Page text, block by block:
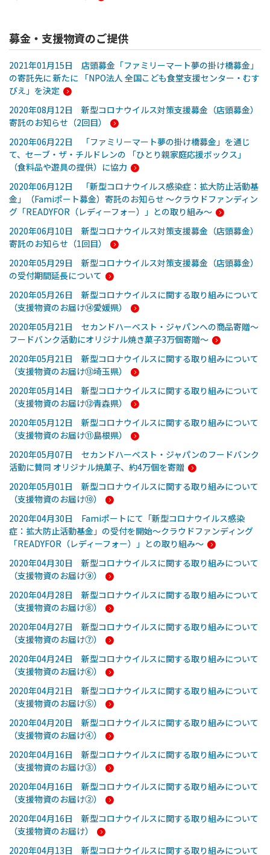
募金・支援物資のご提供
2021年01月15日 店頭募金「ファミリーマート夢の掛け橋募金」
の寄託先に 新たに 「NPO法人 全国こども食堂支援センター・むす
びえ」を決定
2020年08月12日 新型コロナウイルス対策支援募金（店頭募金）
寄託のお知らせ（2回目）
2020年06月22日 「ファミリーマート夢の掛け橋募金」を通じ
て、セーブ・ザ・チルドレンの 「ひとり親家庭応援ボックス」
（食料品や遊具の提供）に協力
2020年06月12日 「新型コロナウイルス感染症：拡大防止活動基
金」（Famiポート募金）寄託のお知らせ ～クラウドファンディン
グ「READYFOR（レディーフォー）」との取り組み～
2020年06月10日 新型コロナウイルス対策支援募金（店頭募金）
寄託のお知らせ（1回目）
2020年05月29日 新型コロナウイルス対策支援募金（店頭募金）
の受付期間延長について
2020年05月26日 新型コロナウイルスに関する取り組みについて
（支援物資のお届け⑭愛媛県）
2020年05月21日 セカンドハーベスト・ジャパンへの商品寄贈～
フードバンク活動にオリジナル焼き菓子3万個寄贈～
2020年05月21日 新型コロナウイルスに関する取り組みについて
（支援物資のお届け⑬埼玉県）
2020年05月14日 新型コロナウイルスに関する取り組みについて
（支援物資のお届け⑫青森県）
2020年05月12日 新型コロナウイルスに関する取り組みについて
（支援物資のお届け⑪島根県）
2020年05月07日 セカンドハーベスト・ジャパンのフードバンク
活動に賛同 オリジナル焼菓子、約4万個を寄贈
2020年05月01日 新型コロナウイルスに関する取り組みについて
（支援物資のお届け⑩）
2020年04月30日 Famiポートにて「新型コロナウイルス感染
症：拡大防止活動基金」の受付を開始～クラウドファンディング
「READYFOR（レディーフォー）」との取り組み～
2020年04月30日 新型コロナウイルスに関する取り組みについて
（支援物資のお届け⑨）
2020年04月28日 新型コロナウイルスに関する取り組みについて
（支援物資のお届け⑧）
2020年04月27日 新型コロナウイルスに関する取り組みについて
（支援物資のお届け⑦）
2020年04月24日 新型コロナウイルスに関する取り組みについて
（支援物資のお届け⑥）
2020年04月21日 新型コロナウイルスに関する取り組みについて
（支援物資のお届け⑤）
2020年04月20日 新型コロナウイルスに関する取り組みについて
（支援物資のお届け④）
2020年04月16日 新型コロナウイルスに関する取り組みについて
（支援物資のお届け③）
2020年04月16日 新型コロナウイルスに関する取り組みについて
（支援物資のお届け②）
2020年04月16日 新型コロナウイルスに関する取り組みについて
（支援物資のお届け）
2020年04月13日 新型コロナウイルスに関する取り組みについて